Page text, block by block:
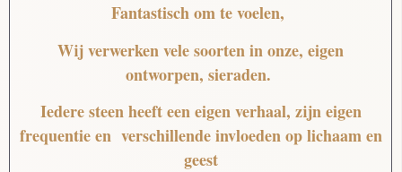
Fantastischom te voelen,
Wij verwerken vele soorten in onze, eigen
ontworpen, sieraden.
Iedere steen heeft een eigen verhaal, zijn eigen
frequentie en verschillende invloeden op lichaam en
geest